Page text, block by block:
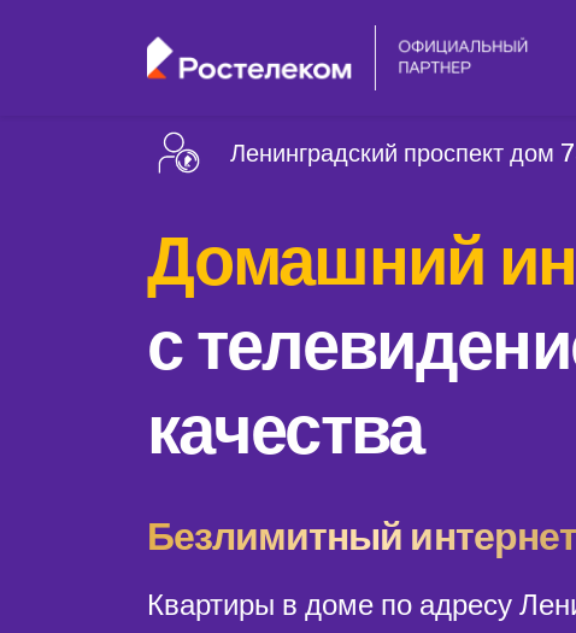
Ленинградский проспект дом
Домашний
с
качества
Безлимитный
Квартиры в доме по адресу